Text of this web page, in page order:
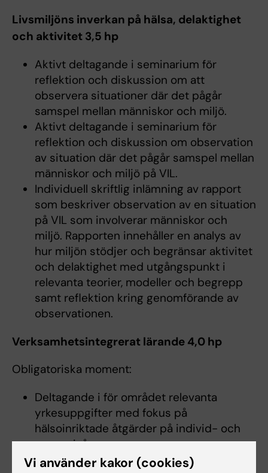
Livsmiljöns inverkan på hälsa, delaktighet
och aktivitet 3,5 hp
Aktivt deltagande i seminarium för
reflektion och diskussion om att
observera situationer där det pågår
samspel mellan människor och miljö.
Aktivt deltagande i seminarium för
reflektion och diskussion om observation
av situation där det pågår samspel mellan
människor och miljö på VIL.
Individuell skriftlig inlämning av rapport
som beskriver observation av en situation
på VIL som involverar människor och
miljö. Rapporten innehåller en analys av
hur miljön stödjer och begränsar aktivitet
och delaktighet med utgångspunkt i
relevanta teorier, modeller och begrepp
samt reflektion kring genomförande av
observationen.
Verksamhetsintegrerat lärande 4,0 hp
Obligatoriska moment:
Deltagande i för området relevanta
yrkesuppgifter med fokus på
hälsoinriktade åtgärder på individ- och
gruppnivå
Genomförande av klientintervju med
Vi använder kakor (cookies)